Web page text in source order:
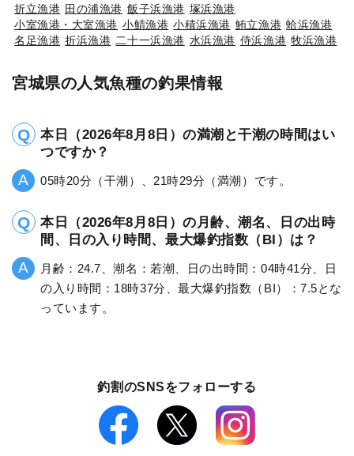
折立漁港 田の浦漁港 飯子浜漁港 塚浜漁港
小室漁港・大室漁港 小鯖漁港 小積浜漁港 鮪立漁港 蛤浜漁港
名足漁港 折浜漁港 二十一浜漁港 水浜漁港 侍浜漁港 牧浜漁港
宮城県の人気魚種の釣果情報
本日（2026年8月8日）の満潮と干潮の時間はい
つですか？
05時20分（干潮）、21時29分（満潮）です。
本日（2026年8月8日）の月齢、潮名、日の出時
間、日の入り時間、最大爆釣指数（BI）は？
月齢：24.7、潮名：若潮、日の出時間：04時41分、日
の入り時間：18時37分、最大爆釣指数（BI）：7.5とな
っています。
釣割のSNSをフォローする